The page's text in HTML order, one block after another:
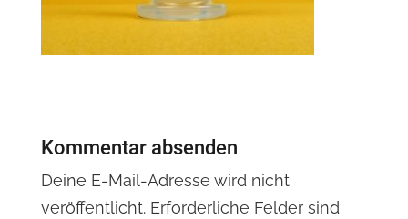
Kommentar absenden
Deine E-Mail-Adresse wird nicht
veröffentlicht. Erforderliche Felder sind